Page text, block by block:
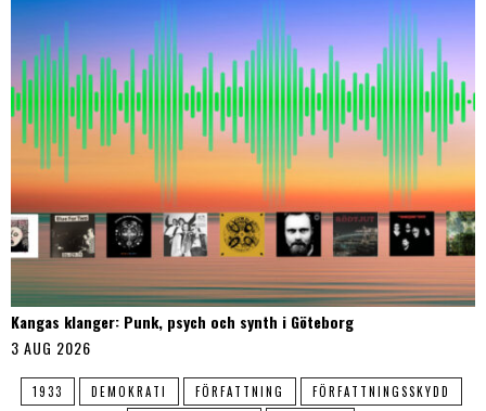
Kangas klanger: Punk, psych och synth i Göteborg
3 AUG 2026
1933 DEMOKRATI FÖRFATTNING
FÖRFATTNINGSSKYDD